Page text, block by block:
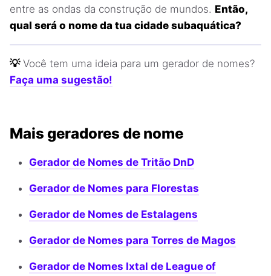
entre as ondas da construção de mundos. Então,
qual será o nome da tua cidade subaquática?
💡 Você tem uma ideia para um gerador de nomes?
Faça uma sugestão!
Mais geradores de nome
Gerador de Nomes de Tritão DnD
Gerador de Nomes para Florestas
Gerador de Nomes de Estalagens
Gerador de Nomes para Torres de Magos
Gerador de Nomes Ixtal de League of